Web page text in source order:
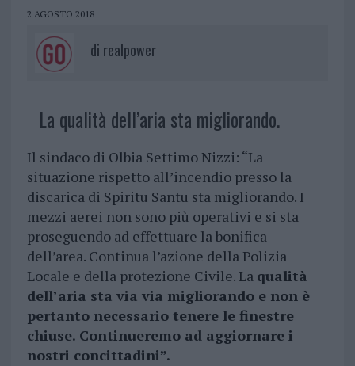
2 AGOSTO 2018
di realpower
La qualità dell’aria sta migliorando.
Il sindaco di Olbia Settimo Nizzi: “La
situazione rispetto all’incendio presso la
discarica di Spiritu Santu sta migliorando. I
mezzi aerei non sono più operativi e si sta
proseguendo ad effettuare la bonifica
dell’area. Continua l’azione della Polizia
Locale e della protezione Civile. La qualità
dell’aria sta via via migliorando e non è
pertanto necessario tenere le finestre
chiuse. Continueremo ad aggiornare i
nostri concittadini”.